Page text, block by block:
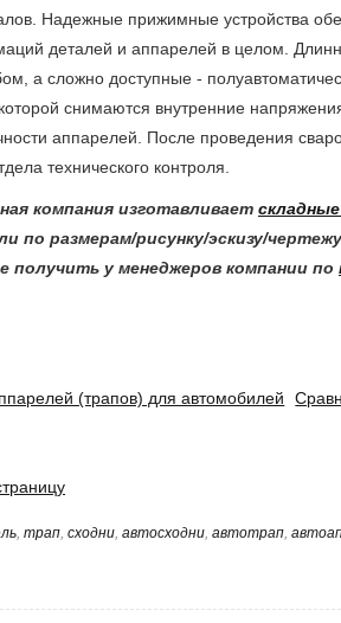
Надежные прижимные устройства
деталей и аппарелей в целом.
а сложно доступные -
снимаются внутренние
аппарелей. После проведения
технического контроля.
компания изготавливает
по размерам/рисунку/эскизу/
получить у менеджеров компании по
(трапов) для автомобилей
, трап, сходни, автосходни, автотрап,